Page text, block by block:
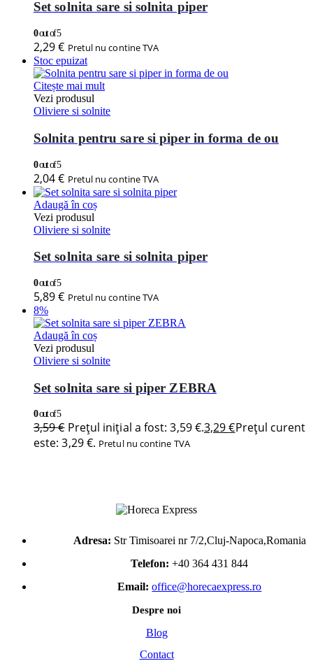
Set solnita sare si solnita piper
0out of 5
2,29€ Pretul nu contine TVA
Stoc epuizat
Citește mai mult
Vezi produsul
Oliviere si solnite
Solnita pentru sare si piper in forma de ou
0out of 5
2,04€ Pretul nu contine TVA
Adaugă în coș
Vezi produsul
Oliviere si solnite
Set solnita sare si solnita piper
0out of 5
5,89€ Pretul nu contine TVA
8%
Adaugă în coș
Vezi produsul
Oliviere si solnite
Set solnita sare si piper ZEBRA
0out of 5
3,59€ Prețul inițial a fost: 3,59 €.3,29€Prețul curent
este: 3,29 €. Pretul nu contine TVA
Adresa: Str Timisoarei nr 7/2,Cluj-Napoca,Romania
Telefon: +40 364 431 844
Email: office@horecaexpress.ro
Despre noi
Blog
Contact